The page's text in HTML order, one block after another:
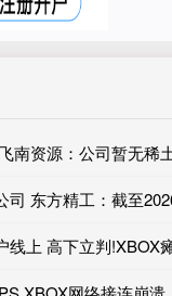
南资源：公司暂无稀